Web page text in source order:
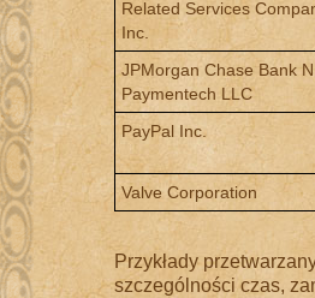
Related Services
Inc.
JPMorgan Chase Bank
Paymentech LLC
PayPal Inc.
Valve Corporation
Przykłady
szczególności czas,